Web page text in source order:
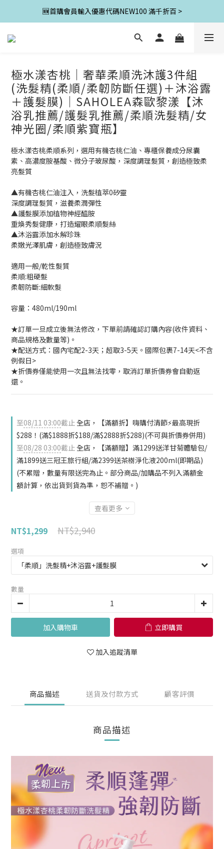
🆕首購會員輸入優惠代碼NEW100 滿千折百 >
極水漾杏桃｜奢華柔順洗沐護3件組
(洗髮精(柔順/柔韌防斷任選)＋沐浴露
＋護髮膜)｜SAHOLEA森歐黎漾【沐
浴乳推薦/護髮乳推薦/柔順洗髮精/女
神光圈/柔順紫寶瓶】
極水漾杏桃柔順系列，選用有機杏桃仁油、專櫃保養成分尿囊
素、高濃度胺基酸、微分子玻尿酸，深度調理髮質，創造極致柔
亮髮質
▲有機杏桃仁油注入，洗髮植萃0矽靈
深度調理髮質，滋養柔潤彈性
▲護髮膜添加植物神經醯胺
重煥秀髮健康，打造耀眼柔順髮絲
▲沐浴露添加水解珍珠
柔嫩光澤肌膚，創造極致膚況
適用一般/乾性髮質
柔順:粗硬髮
柔韌防斷:細軟髮
容量：480ml/190ml
★訂單一旦成立後無法修改，下單前請確認訂購內容(收件資料、
商品規格及數量等)。
★配送方式：國內宅配2-3天；超取3-5天。國際包裹7-14天<不含
例假日>
★折價券僅能使用一次且無法找零，取消訂單折價券會自動返
還。
至08/11 03:00截止全店，【滿額折】嗨購付清節⚡最高現折
$288！(滿$1888折$188/滿$2888折$288)(不可與折價券併用)
至08/28 03:00截止全店，【滿額贈】滿1299送洋甘菊體驗包/
滿1899送三冠王旅行組/滿2399送茶樹淨化液200ml(即期品)
(不累贈，數量有限送完為止。部分商品/加購品不列入滿額金
額計算，依出貨到貨為準，恕不補贈。)
查看更多
NT$1,299 NT$2,940
選項
數量
加入購物車 立即購買
加入追蹤清單
商品描述 送貨及付款方式 顧客評價
商品描述